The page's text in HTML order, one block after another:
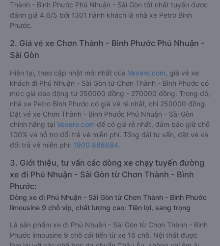
Thành - Bình Phước Phú Nhuận - Sài Gòn tốt nhất tuyến được
đánh giá 4.6/5 bởi 1301 hành khách là nhà xe Petro Bình
Phước.
2. Giá vé xe Chơn Thành - Bình Phước Phú Nhuận -
Sài Gòn
Hiện tại, theo cập nhật mới nhất của Vexere.com , giá vé xe
khách đi Phú Nhuận - Sài Gòn từ Chơn Thành - Bình Phước có
mức giá dao động từ 250000 đồng - 270000 đồng. Trong đó,
nhà xe Petro Bình Phước có giá vé rẻ nhất, chỉ 250000 đồng.
Đặt vé xe Chơn Thành - Bình Phước Phú Nhuận - Sài Gòn
chính hãng tại Vexere.com để có giá rẻ nhất, đảm bảo giữ chỗ
100% và hỗ trợ đổi trả vé miễn phí. Tổng đài tư vấn, đặt vé và
đổi trả vé miễn phí: 1900 888684.
3. Giới thiệu, tư vấn các dòng xe chạy tuyến đường
xe đi Phú Nhuận - Sài Gòn từ Chơn Thành - Bình
Phước:
Dòng xe đi Phú Nhuận - Sài Gòn từ Chơn Thành - Bình Phước
limousine 9 chỗ vip, chất lượng cao: Tiện lợi, sang trọng
Là sản phẩm xe đi Phú Nhuận - Sài Gòn từ Chơn Thành - Bình
Phước limousine 9 chỗ cải tiến từ xe 16 chỗ. Nội thất được